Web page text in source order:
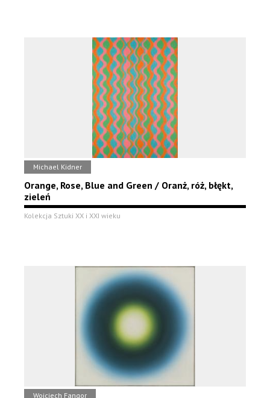
Michael Kidner
Orange, Rose, Blue and Green / Oranż, róż, błękt,
zieleń
Kolekcja Sztuki XX i XXI wieku
Wojciech Fangor